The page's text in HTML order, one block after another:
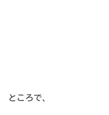
ところで、